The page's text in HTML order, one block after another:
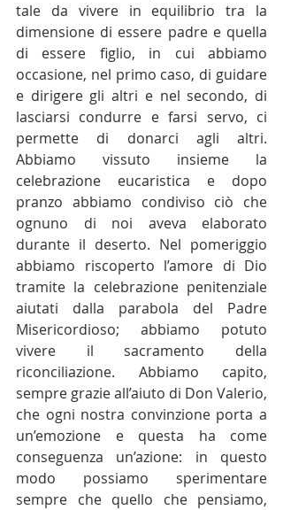
tale da vivere in equilibrio tra la
dimensione di essere padre e quella
di essere figlio, in cui abbiamo
occasione, nel primo caso, di guidare
e dirigere gli altri e nel secondo, di
lasciarsi condurre e farsi servo, ci
permette di donarci agli altri.
Abbiamo vissuto insieme la
celebrazione eucaristica e dopo
pranzo abbiamo condiviso ciò che
ognuno di noi aveva elaborato
durante il deserto. Nel pomeriggio
abbiamo riscoperto l’amore di Dio
tramite la celebrazione penitenziale
aiutati dalla parabola del Padre
Misericordioso; abbiamo potuto
vivere il sacramento della
riconciliazione. Abbiamo capito,
sempre grazie all’aiuto di Don Valerio,
che ogni nostra convinzione porta a
un’emozione e questa ha come
conseguenza un’azione: in questo
modo possiamo sperimentare
sempre che quello che pensiamo,